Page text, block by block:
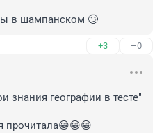
в шампанском 🙄
+3 –0
знания географии в тесте"
прочитала😁😁😁